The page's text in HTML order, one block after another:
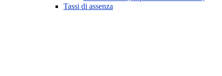
Tassi di assenza